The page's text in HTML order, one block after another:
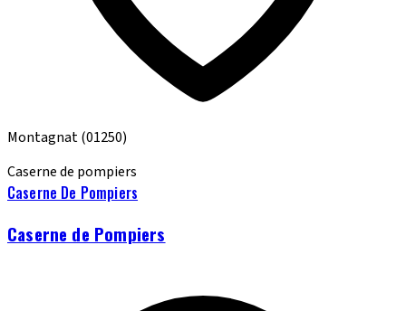
Montagnat(01250)
Caserne de pompiers
Caserne De Pompiers
Caserne de Pompiers